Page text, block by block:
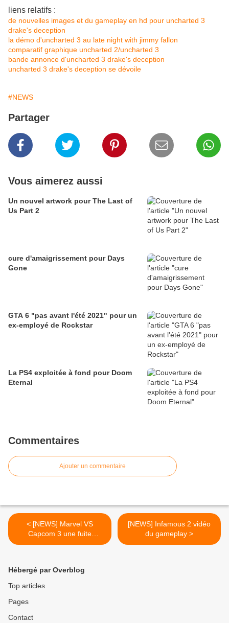
liens relatifs :
de nouvelles images et du gameplay en hd pour uncharted 3
drake's deception
la démo d'uncharted 3 au late night with jimmy fallon
comparatif graphique uncharted 2/uncharted 3
bande annonce d'uncharted 3 drake's deception
uncharted 3 drake's deception se dévoile
#NEWS
Partager
Vous aimerez aussi
Un nouvel artwork pour The Last of
Us Part 2
cure d'amaigrissement pour Days
Gone
GTA 6 "pas avant l'été 2021" pour un
ex-employé de Rockstar
La PS4 exploitée à fond pour Doom
Eternal
Commentaires
Ajouter un commentaire
< [NEWS] Marvel VS
Capcom 3 une fuite
concernant le boss de fin
[NEWS] Infamous 2 vidéo
du gameplay >
Hébergé par Overblog
Top articles
Pages
Contact